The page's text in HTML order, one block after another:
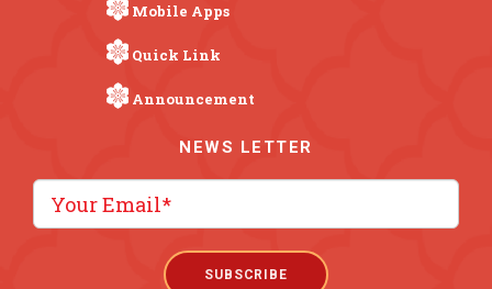
Mobile Apps
Quick Link
Announcement
NEWS LETTER